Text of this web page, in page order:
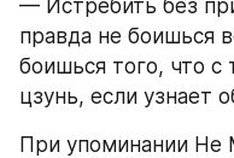
— Истребить без
правда не боишься
боишься того, что с
цзунь, если узнает
При упоминании Не